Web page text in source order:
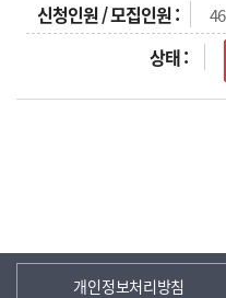
개인정보처리방침